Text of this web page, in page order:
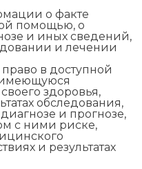
о факте
помощью, о
и иных сведений,
и лечении
в доступной
здоровья,
обследования,
и прогнозе,
с ними риске,
и результатах